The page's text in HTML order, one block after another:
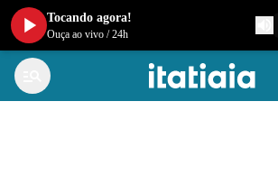
Tocando agora!
Ouça ao vivo /24h